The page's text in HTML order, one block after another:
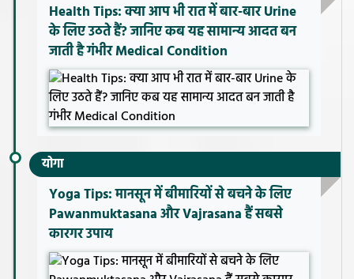
Health Tips: क्या आप भी रात में बार-बार Urine
के लिए उठते हैं? जानिए कब यह सामान्य आदत बन
जाती है गंभीर Medical Condition
योगा
Yoga Tips: मानसून में बीमारियों से बचने के लिए
Pawanmuktasana और Vajrasana हैं सबसे
कारगर उपाय